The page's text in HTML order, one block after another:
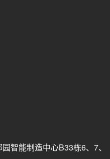
智能制造中心B33栋6、7、